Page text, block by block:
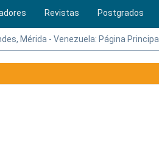
Revistas Postgrados
Mérida - Venezuela: Página Principal